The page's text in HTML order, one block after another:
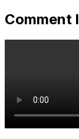
Comment